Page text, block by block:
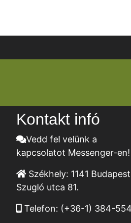
Kontakt infó
Vedd fel velünk a
kapcsolatot Messenger-en!
Székhely: 1141
Szugló utca 81.
Telefon: (+36-1) 384-